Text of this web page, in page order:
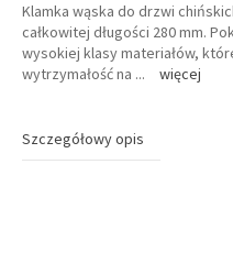
Klamka wąska do drzwi
całkowitej długości 280 mm.
wysokiej klasy materiałów,
wytrzymałość na ... więcej
Szczegółowy opis